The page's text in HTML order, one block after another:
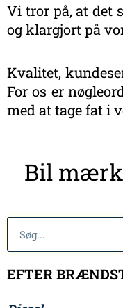
Vi tror på, at det
og klargjort på
Kvalitet,
For os er
med at tage fat i
Bil
Søg
EFTER